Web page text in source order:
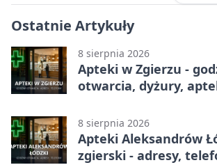
Ostatnie Artykuły
8 sierpnia 2026
Apteki w Zgierzu -
otwarcia, dyżury,
8 sierpnia 2026
Apteki Aleksandrów
zgierski - adresy,